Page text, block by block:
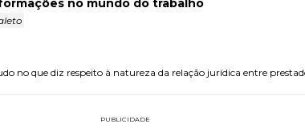
no mundo do trabalho
no que diz respeito à natureza da relação jurídica entre
PUBLICIDADE